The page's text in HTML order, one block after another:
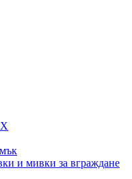
и мивки за вграждане